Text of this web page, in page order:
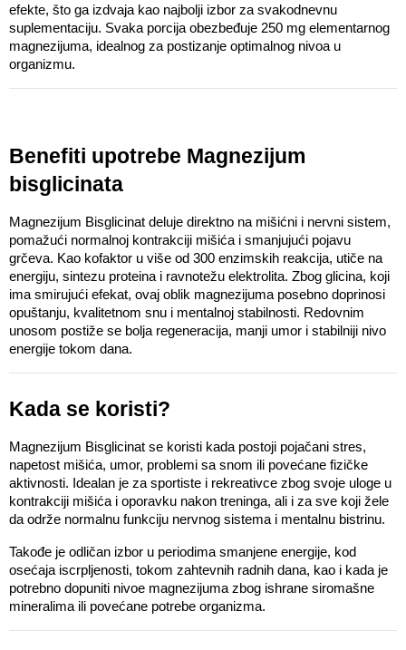
efekte, što ga izdvaja kao najbolji izbor za svakodnevnu
suplementaciju. Svaka porcija obezbeđuje 250 mg elementarnog
magnezijuma, idealnog za postizanje optimalnog nivoa u
organizmu.
Benefiti upotrebe Magnezijum
bisglicinata
Magnezijum Bisglicinat deluje direktno na mišićni i nervni sistem,
pomažući normalnoj kontrakciji mišića i smanjujući pojavu
grčeva. Kao kofaktor u više od 300 enzimskih reakcija, utiče na
energiju, sintezu proteina i ravnotežu elektrolita. Zbog glicina, koji
ima smirujući efekat, ovaj oblik magnezijuma posebno doprinosi
opuštanju, kvalitetnom snu i mentalnoj stabilnosti. Redovnim
unosom postiže se bolja regeneracija, manji umor i stabilniji nivo
energije tokom dana.
Kada se koristi?
Magnezijum Bisglicinat se koristi kada postoji pojačani stres,
napetost mišića, umor, problemi sa snom ili povećane fizičke
aktivnosti. Idealan je za sportiste i rekreativce zbog svoje uloge u
kontrakciji mišića i oporavku nakon treninga, ali i za sve koji žele
da održe normalnu funkciju nervnog sistema i mentalnu bistrinu.
Takođe je odličan izbor u periodima smanjene energije, kod
osećaja iscrpljenosti, tokom zahtevnih radnih dana, kao i kada je
potrebno dopuniti nivoe magnezijuma zbog ishrane siromašne
mineralima ili povećane potrebe organizma.